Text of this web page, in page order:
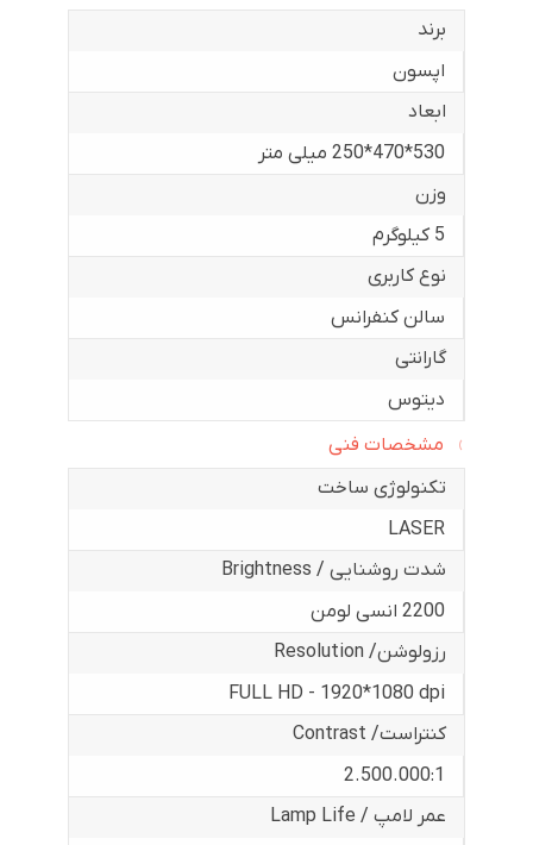
برند
اپسون
ابعاد
530*470*250 میلی متر
وزن
5 کیلوگرم
نوع کاربری
سالن کنفرانس
گارانتی
دیتوس
مشخصات فنی
تکنولوژی ساخت
LASER
شدت روشنایی / Brightness
2200 انسی لومن
رزولوشن/ Resolution
FULL HD - 1920*1080 dpi
کنتراست/ Contrast
2.500.000:1
عمر لامپ / Lamp Life